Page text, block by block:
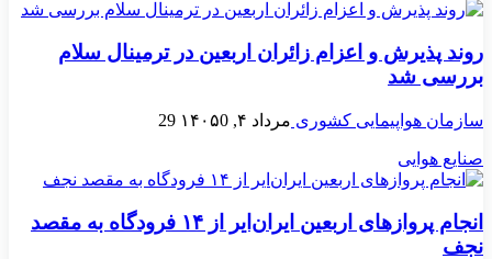
روند پذیرش و اعزام زائران اربعین در ترمینال سلام
بررسی شد
سازمان هواپیمایی کشوری مرداد ۴, ۱۴۰۵ 0
29
صنایع هوایی
انجام پروازهای اربعین ایران‌ایر از ۱۴ فرودگاه به مقصد
نجف